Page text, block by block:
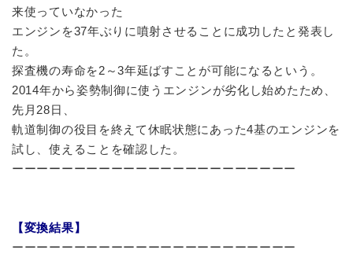
来使っていなかった
エンジンを37年ぶりに噴射させることに成功したと発表し
た。
探査機の寿命を2～3年延ばすことが可能になるという。
2014年から姿勢制御に使うエンジンが劣化し始めたため、
先月28日、
軌道制御の役目を終えて休眠状態にあった4基のエンジンを
試し、使えることを確認した。
ーーーーーーーーーーーーーーーーーーーーーーー
【変換結果】
ーーーーーーーーーーーーーーーーーーーーーーー